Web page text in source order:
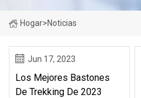
Hogar>Noticias
Jun 17, 2023
Los Mejores Bastones
De Trekking De 2023